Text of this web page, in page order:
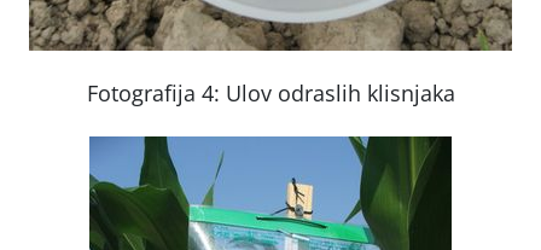
Fotografija 4: Ulov odraslih klisnjaka